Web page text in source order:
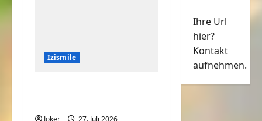
Izismile
Ihre Url
hier?
Kontakt
aufnehmen.